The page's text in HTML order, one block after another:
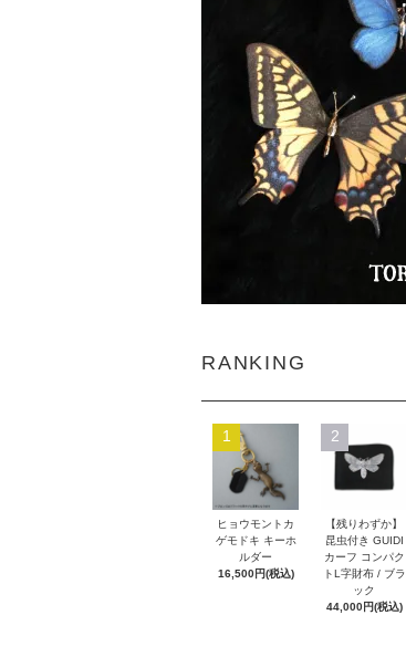
RANKING
1
ヒョウモントカ
ゲモドキ キーホ
ルダー
16,500円(税込)
2
【残りわずか】
昆虫付き GUIDI
カーフ コンパク
トL字財布 / ブラ
ック
44,000円(税込)